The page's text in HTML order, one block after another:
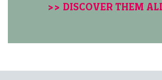
>> DISCOVER THEM